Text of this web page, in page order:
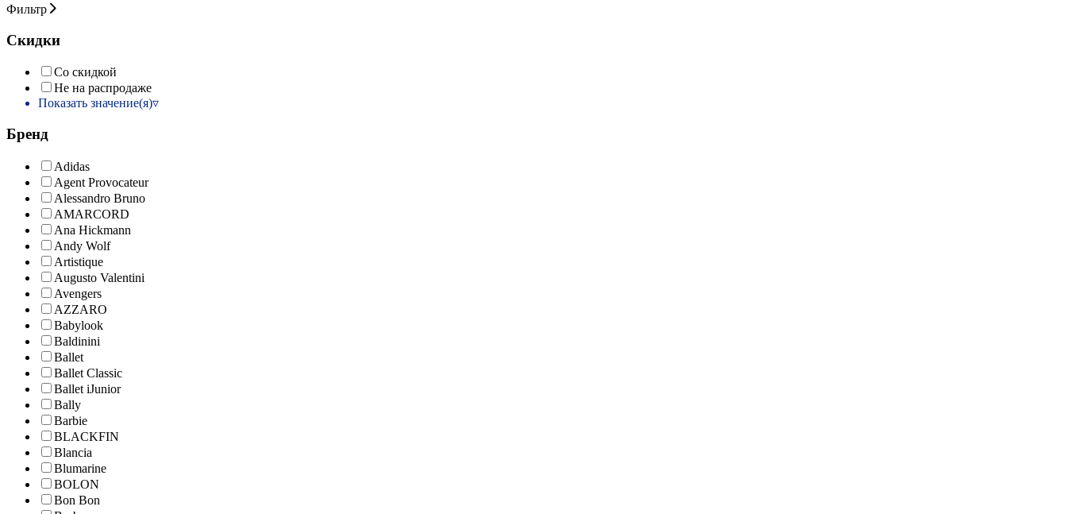
Фильтр
Скидки
Со скидкой
Не на распродаже
Показать значение(я)
Бренд
Adidas
Agent Provocateur
Alessandro Bruno
AMARCORD
Ana Hickmann
Andy Wolf
Artistique
Augusto Valentini
Avengers
AZZARO
Babylook
Baldinini
Ballet
Ballet Classic
Ballet iJunior
Bally
Barbie
BLACKFIN
Blancia
Blumarine
BOLON
Bon Bon